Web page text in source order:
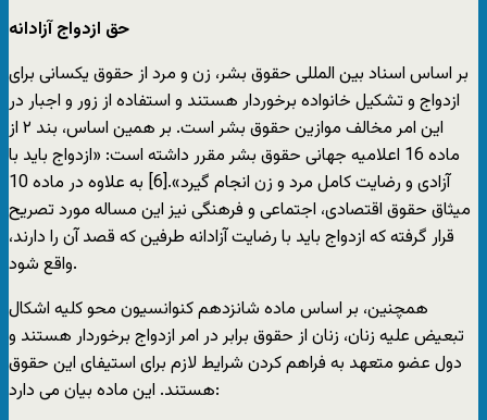
حق ازدواج آزادانه
بر اساس اسناد بین المللی حقوق بشر، زن و مرد از حقوق یکسانی برای
ازدواج و تشکیل خانواده برخوردار هستند و استفاده از زور و اجبار در
این امر مخالف موازین حقوق بشر است. بر همین اساس، بند ۲ از
ماده 16 اعلامیه جهانی حقوق بشر مقرر داشته است: «ازدواج باید با
آزادی و رضایت کامل مرد و زن انجام گیرد».[6] به علاوه در ماده 10
میثاق حقوق اقتصادی، اجتماعی و فرهنگی نیز این مساله مورد تصریح
قرار گرفته که ازدواج باید با رضایت آزادانه طرفین که قصد آن را دارند،
واقع شود.
همچنین، بر اساس ماده شانزدهم کنوانسیون محو کلیه اشکال
تبعیض علیه زنان، زنان از حقوق برابر در امر ازدواج برخوردار هستند و
دول عضو متعهد به فراهم کردن شرایط لازم برای استیفای این حقوق
هستند. این ماده بیان می دارد: